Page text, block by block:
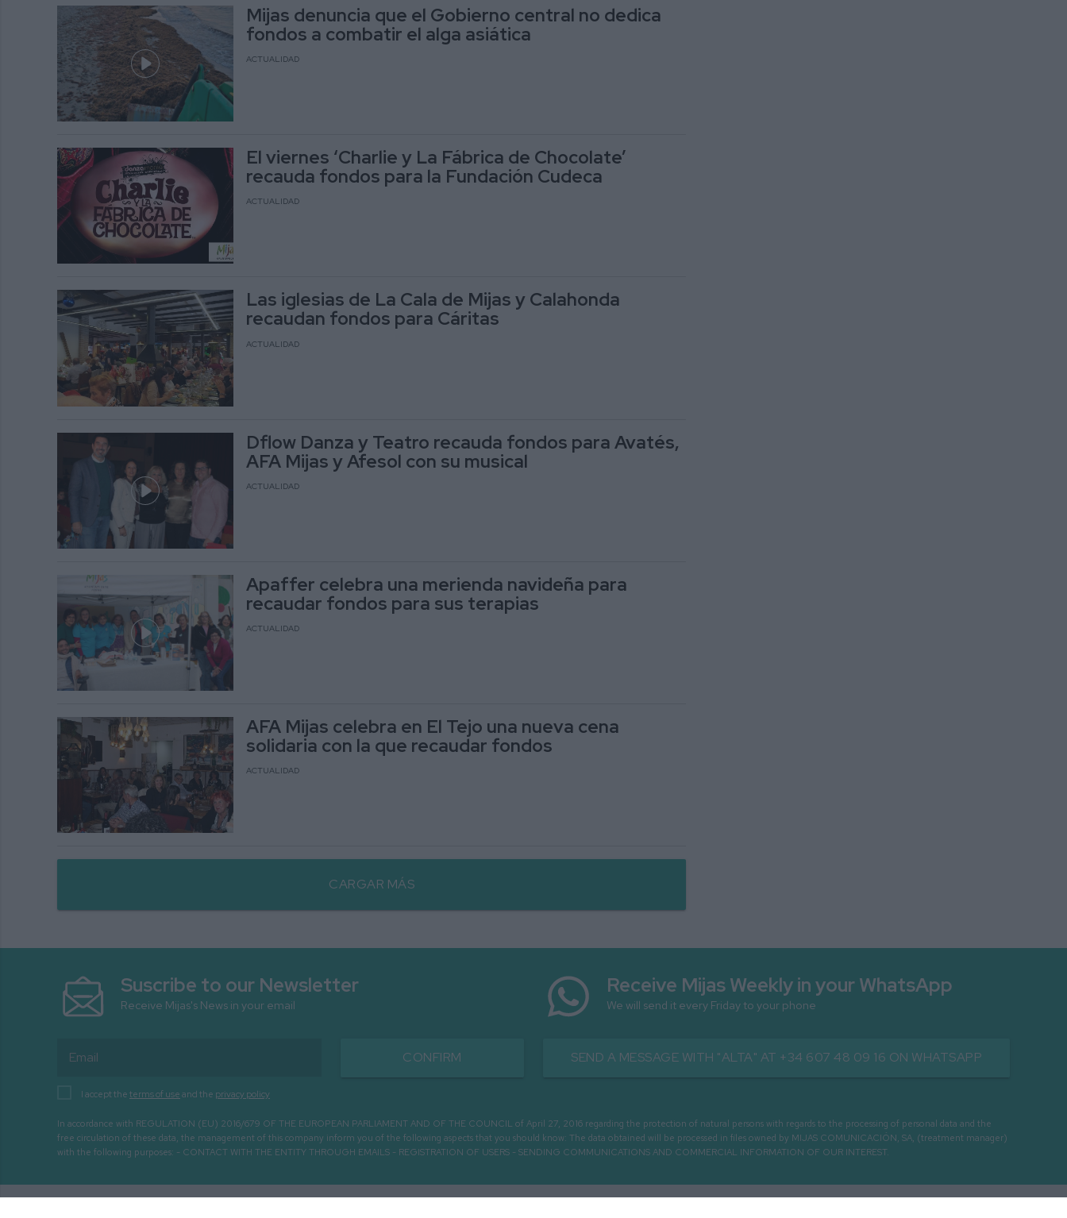
Mijas denuncia que el Gobierno central no dedica
fondos a combatir el alga asiática
ACTUALIDAD
El viernes ‘Charlie y La Fábrica de Chocolate’
recauda fondos para la Fundación Cudeca
ACTUALIDAD
Las iglesias de La Cala de Mijas y Calahonda
recaudan fondos para Cáritas
ACTUALIDAD
Dflow Danza y Teatro recauda fondos para Avatés,
AFA Mijas y Afesol con su musical
ACTUALIDAD
Apaffer celebra una merienda navideña para
recaudar fondos para sus terapias
ACTUALIDAD
AFA Mijas celebra en El Tejo una nueva cena
solidaria con la que recaudar fondos
ACTUALIDAD
CARGAR MÁS
Suscribe to our Newsletter
Receive Mijas's News in your email
CONFIRM
I accept the terms of use and the privacy policy
Receive Mijas Weekly in your WhatsApp
We will send it every Friday to your phone
SEND A MESSAGE WITH "ALTA" AT +34 607 48 09 16 ON WHATSAPP
In accordance with REGULATION (EU) 2016/679 OF THE EUROPEAN PARLIAMENT AND OF THE COUNCIL of April 27, 2016 regarding the protection of natural persons with regards to the processing of personal data and the
free circulation of these data, the management of this company inform you of the following aspects that you should know: The data obtained will be processed in files owned by MIJAS COMUNICACIÓN, SA, (treatment manager)
with the following purposes: - CONTACT WITH THE ENTITY THROUGH EMAILS - REGISTRATION OF USERS - SENDING COMMUNICATIONS AND COMMERCIAL INFORMATION OF OUR INTEREST.